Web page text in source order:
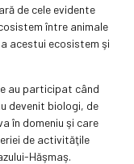
de cele evidente
între animale
acestui ecosistem şi
au participat când
devenit biologi, de
în domeniu şi care
de activităţile
Hăşmaş.